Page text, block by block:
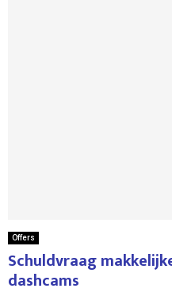
Offers
Schuldvraag
dashcams